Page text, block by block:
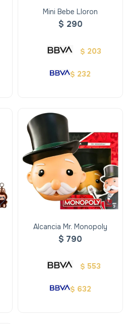
Mini Bebe Lloron
$ 290
$ 203
$ 232
Alcancia Mr. Monopoly
$ 790
$ 553
$ 632